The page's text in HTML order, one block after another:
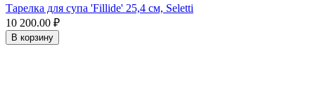
Тарелка для супа 'Fillide' 25,4 см, Seletti
10 200.00 ₽
В корзину